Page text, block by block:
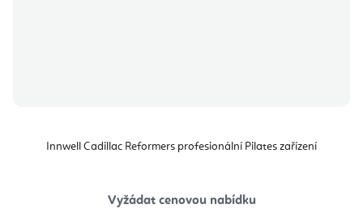
Innwell Cadillac Reformers profesionální Pilates zařízení
Vyžádat cenovou nabídku